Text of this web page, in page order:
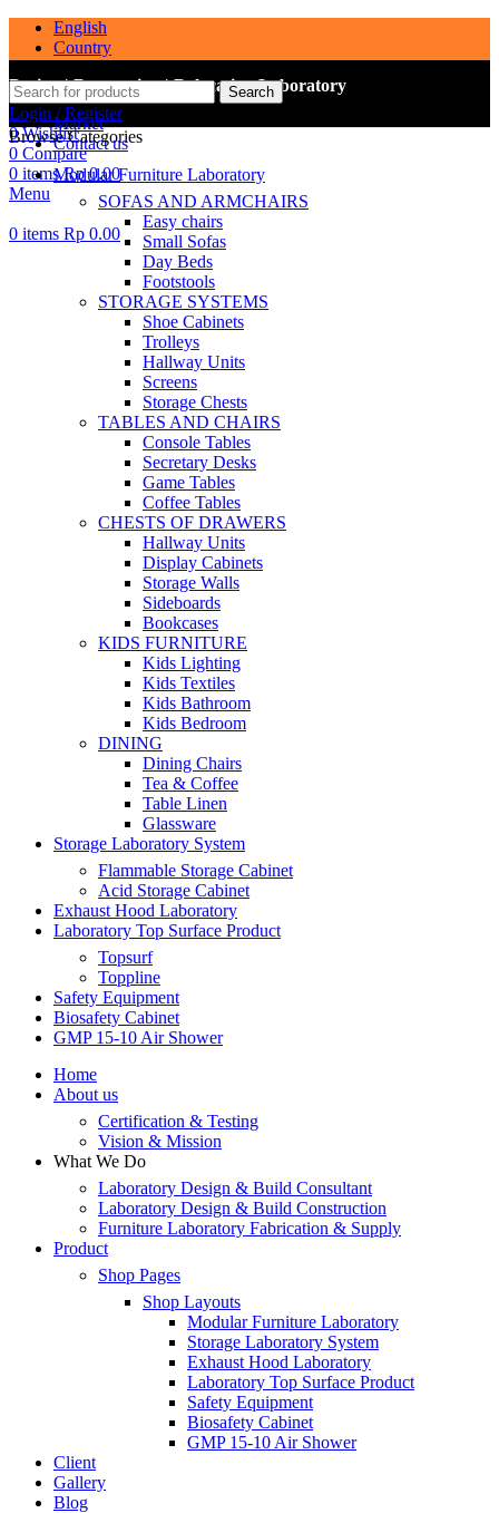
English
Country
Design | Renovation | Relocation Laboratory
Market
Contact us
Search
Login / Register
0Wishlist
0 Compare
0 items Rp0.00
Menu
0 items Rp 0.00
Browse Categories
Modular Furniture Laboratory
SOFAS AND ARMCHAIRS
Easy chairs
Small Sofas
Day Beds
Footstools
STORAGE SYSTEMS
Shoe Cabinets
Trolleys
Hallway Units
Screens
Storage Chests
TABLES AND CHAIRS
Console Tables
Secretary Desks
Game Tables
Coffee Tables
CHESTS OF DRAWERS
Hallway Units
Display Cabinets
Storage Walls
Sideboards
Bookcases
KIDS FURNITURE
Kids Lighting
Kids Textiles
Kids Bathroom
Kids Bedroom
DINING
Dining Chairs
Tea & Coffee
Table Linen
Glassware
Storage Laboratory System
Flammable Storage Cabinet
Acid Storage Cabinet
Exhaust Hood Laboratory
Laboratory Top Surface Product
Topsurf
Toppline
Safety Equipment
Biosafety Cabinet
GMP 15-10 Air Shower
Home
About us
Certification & Testing
Vision & Mission
What We Do
Laboratory Design & Build Consultant
Laboratory Design & Build Construction
Furniture Laboratory Fabrication & Supply
Product
Shop Pages
Shop Layouts
Modular Furniture Laboratory
Storage Laboratory System
Exhaust Hood Laboratory
Laboratory Top Surface Product
Safety Equipment
Biosafety Cabinet
GMP 15-10 Air Shower
Client
Gallery
Blog